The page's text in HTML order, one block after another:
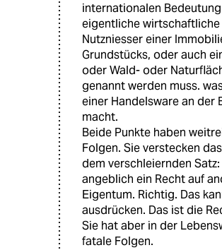
internationalen
eigentliche wirtschaftliche
Nutzniesser einer
Grundstücks, oder auch
oder Wald- oder
genannt werden muss.
einer Handelsware an der
macht.
Beide Punkte haben
Folgen. Sie verstecken
dem verschleiernden
angeblich ein Recht auf
Eigentum. Richtig. Das
ausdrücken. Das ist die
Sie hat aber in der
fatale Folgen.